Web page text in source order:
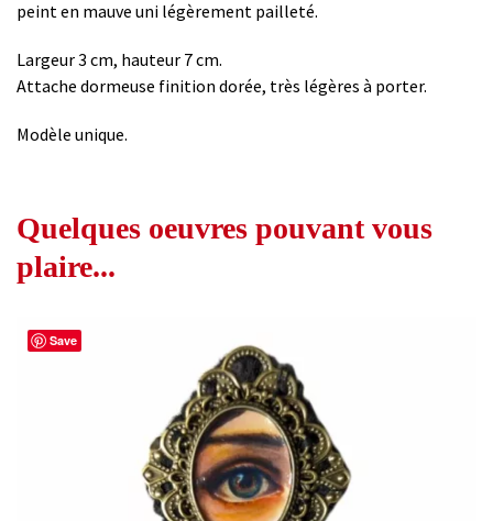
peint en mauve uni légèrement pailleté.
Largeur 3 cm, hauteur 7 cm.
Attache dormeuse finition dorée, très légères à porter.
Modèle unique.
Quelques oeuvres pouvant vous
plaire...
Save